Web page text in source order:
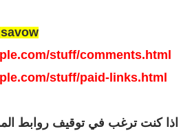
stuff/comments.html
stuff/paid-links.html
اذا كنت ترغب في توقيف روابط